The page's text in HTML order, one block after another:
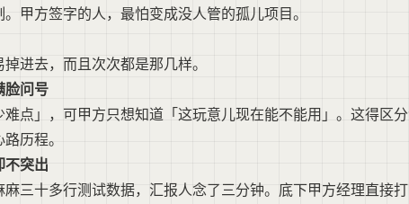
甲方签字的人，最怕变成没人管的孤儿项目。
进去，而且次次都是那几样。
脸问号
点」，可甲方只想知道「这玩意儿现在能不能用」。这得区
历程。
不突出
三十多行测试数据，汇报人念了三分钟。底下甲方经理直接